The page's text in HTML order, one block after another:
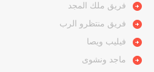
فريق ملك المجد
فريق منتظرو الرب
فيليب ويصا
ماجد ونشوى